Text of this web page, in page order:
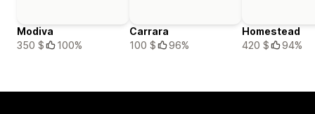
Modiva
350 $
100%
Carrara
100 $
96%
Homestead
420 $
94%